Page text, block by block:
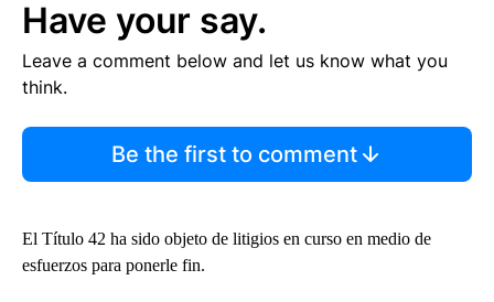
Have your say.
Leave a comment below and let us know what you
think.
Be the first to comment
El Título 42 ha sido objeto de litigios en curso en medio de
esfuerzos para ponerle fin.